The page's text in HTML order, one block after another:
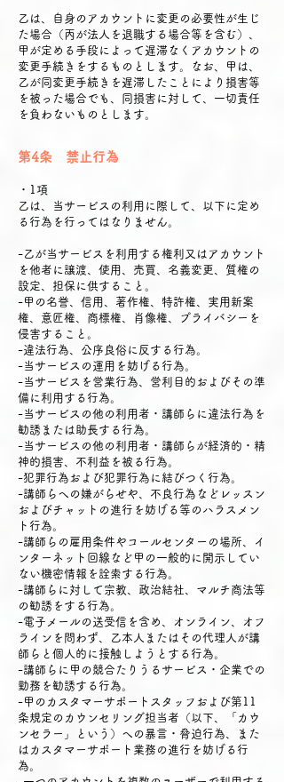
乙は、自身のアカウントに変更の必要性が生じ
た場合（丙が法人を退職する場合等を含む）、
甲が定める手段によって遅滞なくアカウントの
変更手続きをするものとします。なお、甲は、
乙が同変更手続きを遅滞したことにより損害等
を被った場合でも、同損害に対して、一切責任
を負わないものとします。
第4条 禁止行為
・1項
乙は、当サービスの利用に際して、以下に定め
る行為を行ってはなりません。
-乙が当サービスを利用する権利又はアカウント
を他者に譲渡、使用、売買、名義変更、質権の
設定、担保に供すること。
-甲の名誉、信用、著作権、特許権、実用新案
権、意匠権、商標権、肖像権、プライバシーを
侵害すること。
-違法行為、公序良俗に反する行為。
-当サービスの運用を妨げる行為。
-当サービスを営業行為、営利目的およびその準
備に利用する行為。
-当サービスの他の利用者・講師らに違法行為を
勧誘または助長する行為。
-当サービスの他の利用者・講師らが経済的・精
神的損害、不利益を被る行為。
-犯罪行為および犯罪行為に結びつく行為。
-講師らへの嫌がらせや、不良行為などレッスン
およびチャットの進行を妨げる等のハラスメン
ト行為。
-講師らの雇用条件やコールセンターの場所、イ
ンターネット回線など甲の一般的に開示してい
ない機密情報を詮索する行為。
-講師らに対して宗教、政治結社、マルチ商法等
の勧誘をする行為。
-電子メールの送受信を含め、オンライン、オフ
ラインを問わず、乙本人またはその代理人が講
師らと個人的に接触しようとする行為。
-講師らに甲の競合たりうるサービス・企業での
勤務を勧誘する行為。
-甲のカスタマーサポートスタッフおよび第11
条規定のカウンセリング担当者（以下、「カウ
ンセラー」という）への暴言・脅迫行為、また
はカスタマーサポート業務の進行を妨げる行
為。